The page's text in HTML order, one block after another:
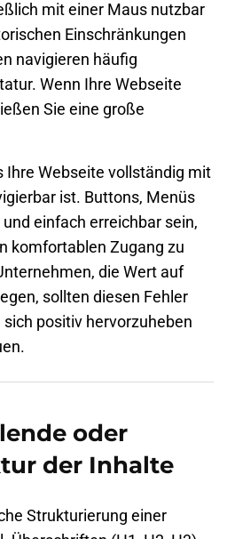
mit einer Maus nutzbar
Einschränkungen
navigieren häufig
Wenn Ihre Webseite
Sie eine große
Ihre Webseite vollständig mit
ist. Buttons, Menüs
einfach erreichbar sein,
komfortablen Zugang zu
die Wert auf
sollten diesen Fehler
positiv hervorzuheben
oder
der Inhalte
Strukturierung einer